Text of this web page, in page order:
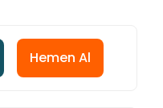
Hemen Al